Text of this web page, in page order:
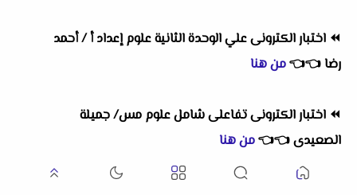
⏪ اختبار الكترونى علي الوحدة الثانية علوم إعداد أ / أحمد
رضا👈
👈من هنا
⏪ اختبار الكترونى تفاعلى شامل علوم مس/ جميلة
الصعيدى👈
👈من هنا